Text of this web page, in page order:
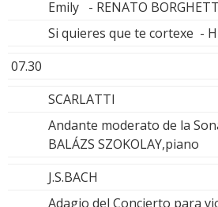
Emily - RENATO
Si quieres que te cortexe -
07.30
SCARLATTI
Andante moderato de la
BALÁZS SZOKOLAY,piano
J.S.BACH
Adagio del Concierto para